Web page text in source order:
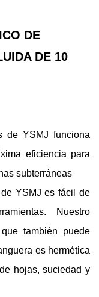
DE
DE 10
de YSMJ funciona
eficiencia para
subterráneas
YSMJ es fácil de
Nuestro
también puede
es hermética
hojas, suciedad y